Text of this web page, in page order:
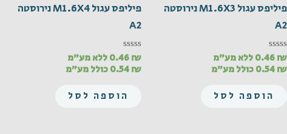
פיליפס עגול M1.6X3 נירוסטה
A2
דורג
0
מתוך
0.46₪
ללא מע"מ
0.54₪
כולל מע"מ
הוספה לסל
פיליפס עגול M1.6X4 נירוסטה
A2
דורג
0
מתוך
0.46₪
ללא מע"מ
0.54₪
כולל מע"מ
הוספה לסל